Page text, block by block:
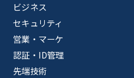
ビジネス
セキュリティ
営業・マーケ
認証・ID管理
先端技術